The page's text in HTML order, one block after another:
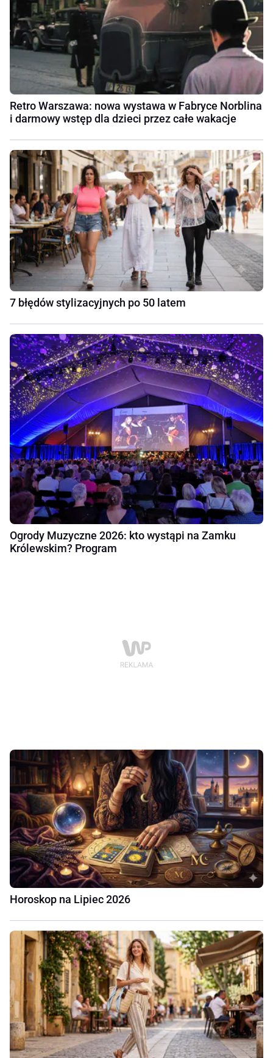
Retro Warszawa: nowa wystawa w Fabryce Norblina
i darmowy wstęp dla dzieci przez całe wakacje
7 błędów stylizacyjnych po 50 latem
Ogrody Muzyczne 2026: kto wystąpi na Zamku
Królewskim? Program
Horoskop na Lipiec 2026